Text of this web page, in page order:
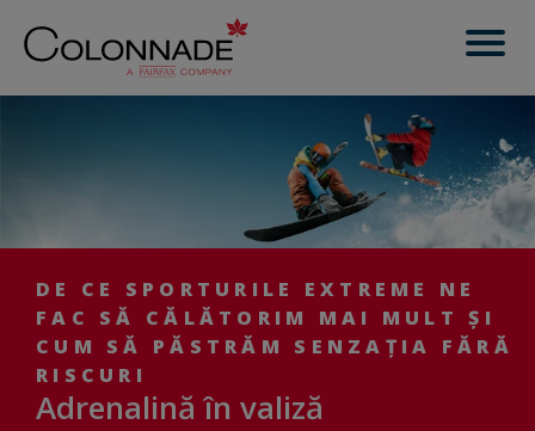
DE CE SPORTURILE EXTREME NE
FAC SĂ CĂLĂTORIM MAI MULT ȘI
CUM SĂ PĂSTRĂM SENZAȚIA FĂRĂ
RISCURI
Adrenalină în valiză